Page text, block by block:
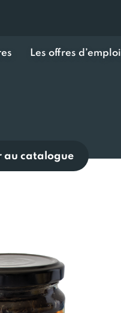
Les offres d’emploi
au catalogue